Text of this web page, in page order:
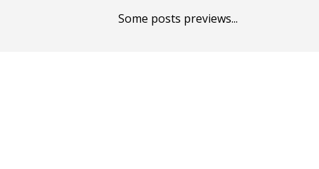
Some posts previews...